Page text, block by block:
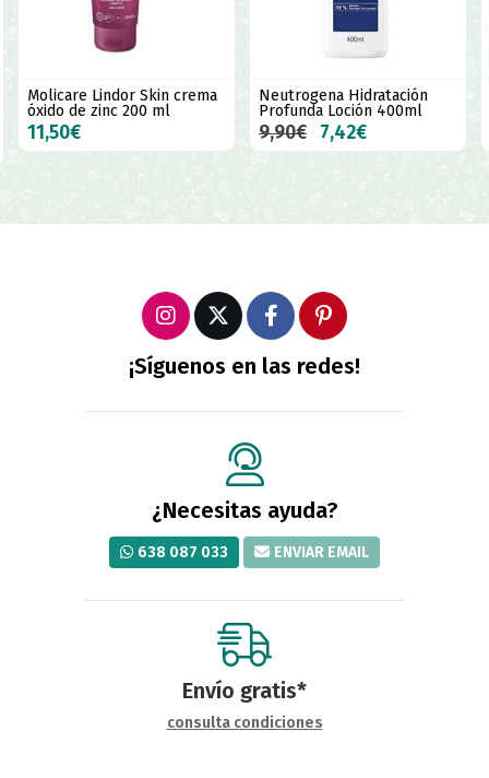
Neutrogena Hidratación
Profunda Loción 400ml
9,90€
Nutratopic Pro-AMP Gel de
Baño Emoliente 400 ml
15,95€
¡Síguenos en las redes!
¿Necesitas ayuda?
638 087 033 ENVIAR EMAIL
Envío gratis*
consulta condiciones